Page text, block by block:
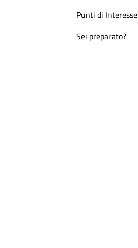
Punti di Interesse
Sei preparato?